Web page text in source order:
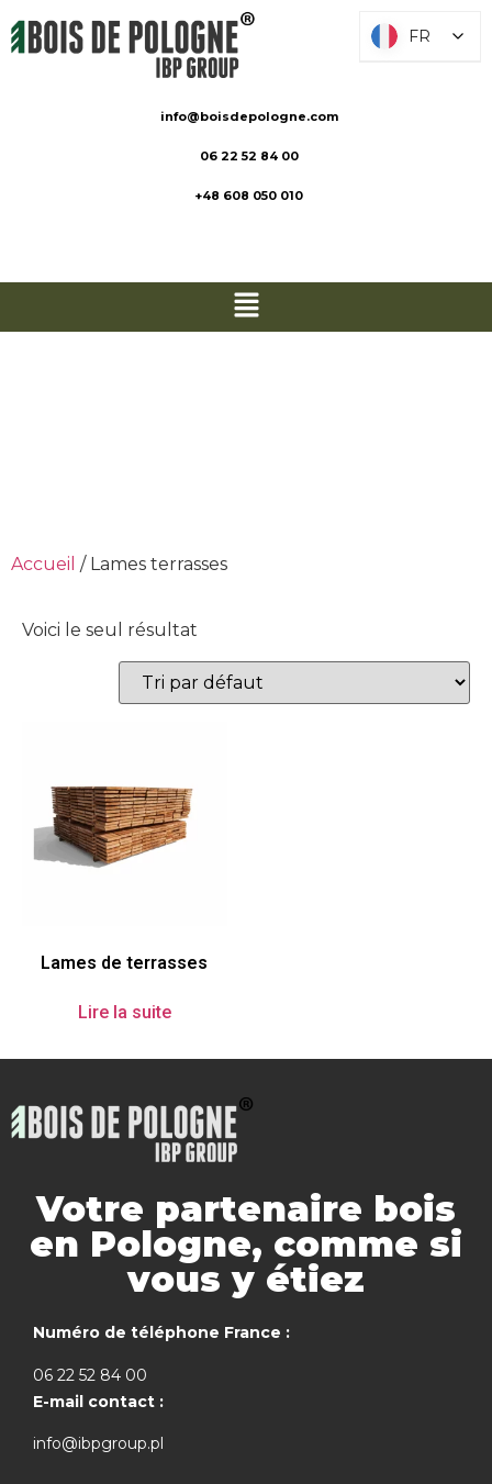
info@boisdepologne.com
06 22 52 84 00
+48 608 050 010
Accueil / Lames terrasses
Voici le seul résultat
Lames de terrasses
Lire la suite
Votre partenaire bois
en Pologne, comme si
vous y étiez
Numéro de téléphone France :
06 22 52 84 00
E-mail contact :
info@ibpgroup.pl
FR
FR